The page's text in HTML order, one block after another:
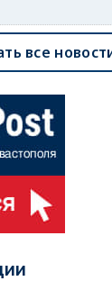
все